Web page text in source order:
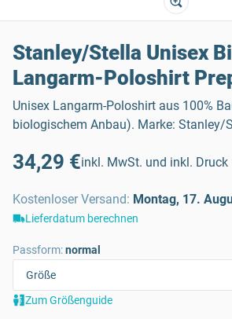
Stanley/Stella Unisex
Langarm-Poloshirt
Unisex Langarm-Poloshirt aus 100%
biologischem Anbau). Marke: Stanley/
34,29 €inkl. MwSt. und inkl. Druck
Kostenloser Versand: Montag, 17.
Lieferdatum berechnen
Passform:normal
Zum Größenguide